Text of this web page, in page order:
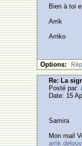
Bien à toi
Arrik
Arriko
Options:
Re: La
Posté par:
Date: 15
Samira
Mon mail